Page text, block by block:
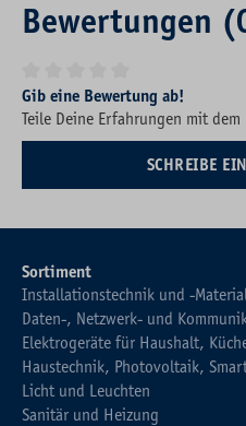
Bewertungen
Durchschnittliche Bewertung von 0
Gib eine Bewertung ab!
Teile Deine Erfahrungen mit
SCHREIBE
Sortiment
Installationstechnik und -
Daten-, Netzwerk- und
Elektrogeräte für Haushalt,
Haustechnik, Photovoltaik,
Licht und Leuchten
Sanitär und Heizung